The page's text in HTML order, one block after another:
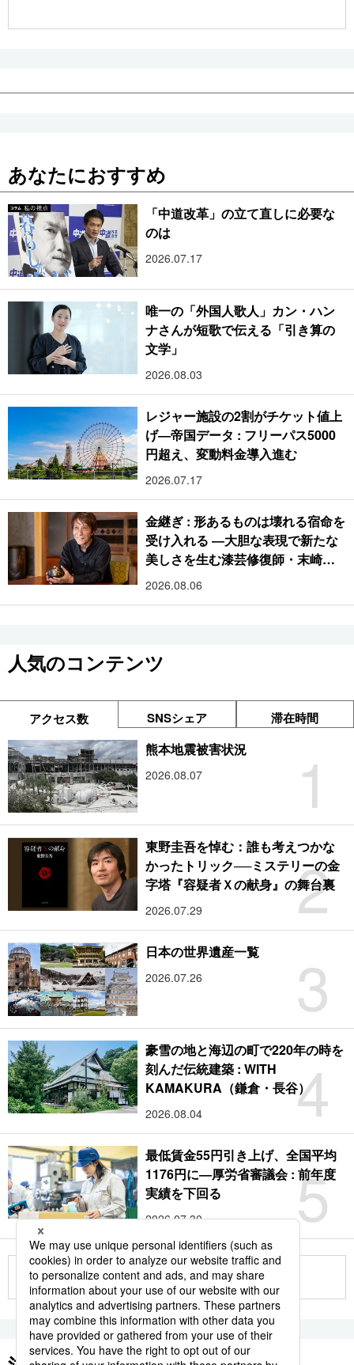
あなたにおすすめ
「中道改革」の立て直しに必要な
のは
2026.07.17
唯一の「外国人歌人」カン・ハン
ナさんが短歌で伝える「引き算の
文学」
2026.08.03
レジャー施設の2割がチケット値上
げ―帝国データ : フリーパス5000
円超え、変動料金導入進む
2026.07.17
金継ぎ : 形あるものは壊れる宿命を
受け入れる ―大胆な表現で新たな
美しさを生む漆芸修復師・末崎広
樹
2026.08.06
人気のコンテンツ
アクセス数 SNSシェア 滞在時間
1
熊本地震被害状況
2026.08.07
2
東野圭吾を悼む：誰も考えつかな
かったトリック──ミステリーの金
字塔『容疑者Ｘの献身』の舞台裏
2026.07.29
3
日本の世界遺産一覧
2026.07.26
4
豪雪の地と海辺の町で220年の時を
刻んだ伝統建築 : WITH
KAMAKURA（鎌倉・長谷）
2026.08.04
5
最低賃金55円引き上げ、全国平均
1176円に―厚労省審議会 : 前年度
実績を下回る
2026.07.30
もっと見る